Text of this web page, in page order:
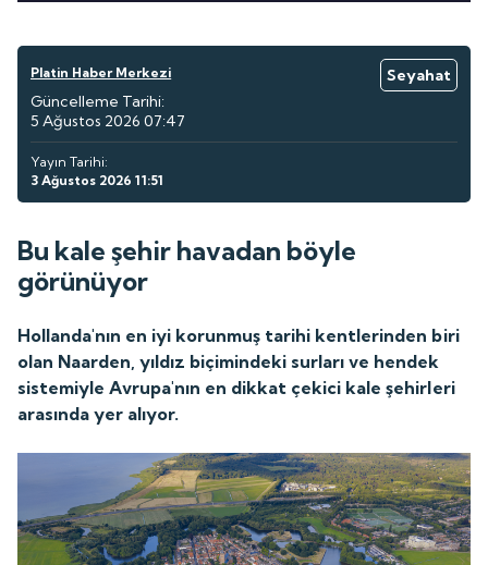
Platin Haber Merkezi
Seyahat
Güncelleme Tarihi:
5 Ağustos 2026 07:47
Yayın Tarihi:
3 Ağustos 2026 11:51
Bu kale şehir havadan böyle
görünüyor
Hollanda'nın en iyi korunmuş tarihi kentlerinden biri
olan Naarden, yıldız biçimindeki surları ve hendek
sistemiyle Avrupa'nın en dikkat çekici kale şehirleri
arasında yer alıyor.